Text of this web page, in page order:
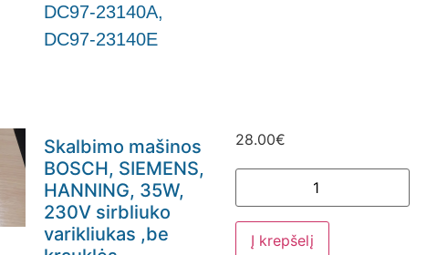
DC97-23140A,
DC97-23140E
Skalbimo mašinos
BOSCH, SIEMENS,
HANNING, 35W,
230V sirbliuko
varikliukas ,be
28.00€
Į krepšelį